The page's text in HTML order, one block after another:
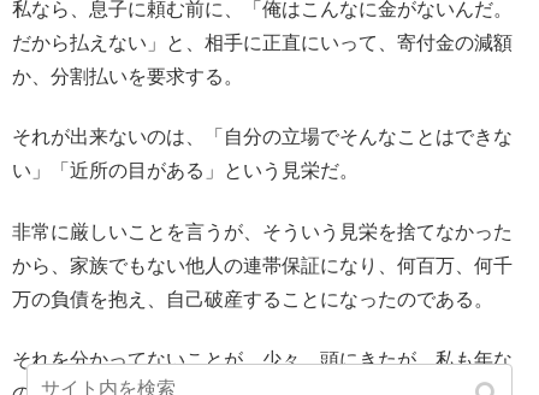
私なら、息子に頼む前に、「俺はこんなに金がないんだ。
だから払えない」と、相手に正直にいって、寄付金の減額
か、分割払いを要求する。
それが出来ないのは、「自分の立場でそんなことはできな
い」「近所の目がある」という見栄だ。
非常に厳しいことを言うが、そういう見栄を捨てなかった
から、家族でもない他人の連帯保証になり、何百万、何千
万の負債を抱え、自己破産することになったのである。
それを分かってないことが、少々、頭にきたが、私も年な